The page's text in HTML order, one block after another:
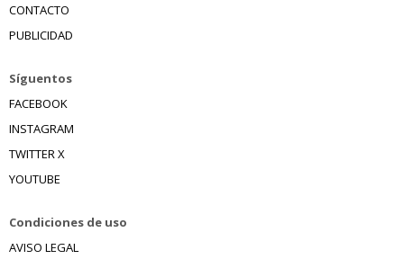
CONTACTO
PUBLICIDAD
Síguentos
FACEBOOK
INSTAGRAM
TWITTER X
YOUTUBE
Condiciones de uso
AVISO LEGAL